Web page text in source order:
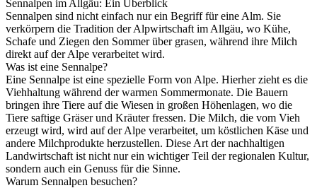
Sennalpen im Allgäu: Ein Überblick
Sennalpen sind nicht einfach nur ein Begriff für eine Alm. Sie
verkörpern die Tradition der Alpwirtschaft im Allgäu, wo Kühe,
Schafe und Ziegen den Sommer über grasen, während ihre Milch
direkt auf der Alpe verarbeitet wird.
Was ist eine Sennalpe?
Eine Sennalpe ist eine spezielle Form von Alpe. Hierher zieht es die
Viehhaltung während der warmen Sommermonate. Die Bauern
bringen ihre Tiere auf die Wiesen in großen Höhenlagen, wo die
Tiere saftige Gräser und Kräuter fressen. Die Milch, die vom Vieh
erzeugt wird, wird auf der Alpe verarbeitet, um köstlichen Käse und
andere Milchprodukte herzustellen. Diese Art der nachhaltigen
Landwirtschaft ist nicht nur ein wichtiger Teil der regionalen Kultur,
sondern auch ein Genuss für die Sinne.
Warum Sennalpen besuchen?